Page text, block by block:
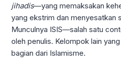
jihadis—yang memaksakan
yang ekstrim dan menyesatkan
Munculnya ISIS—salah satu
oleh penulis. Kelompok lain
bagian dari Islamisme.